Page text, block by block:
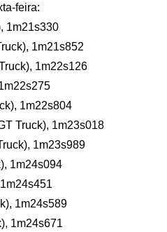
feira:
1m21s330
1m21s852
1m22s126
1m22s804
Truck), 1m23s018
1m23s989
1m24s094
1m24s589
1m24s671